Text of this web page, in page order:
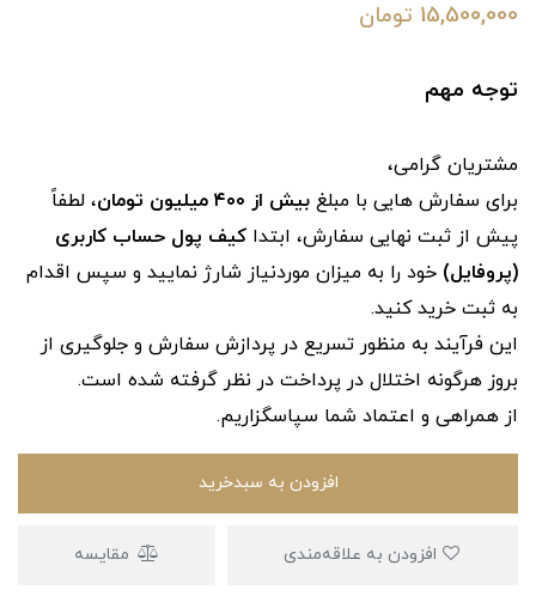
15,500,000 تومان
توجه مهم
مشتریان گرامی،
برای سفارش‌ هایی با مبلغ بیش از ۴۰۰ میلیون تومان
، لطفاً
پیش از ثبت نهایی سفارش، ابتدا کیف پول حساب کاربری
(پروفایل) خود را به میزان موردنیاز شارژ نمایید و سپس اقدام
به ثبت خرید کنید.
این فرآیند به‌ منظور تسریع در پردازش سفارش و جلوگیری از
بروز هرگونه اختلال در پرداخت در نظر گرفته شده است.
از همراهی و اعتماد شما سپاسگزاریم.
افزودن به سبدخرید
مقایسه